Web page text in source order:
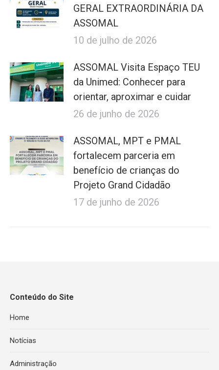
GERAL EXTRAORDINÁRIA DA
ASSOMAL
10 de julho de 2026
ASSOMAL Visita Espaço TEU
da Unimed: Conhecer para
orientar, aproximar e cuidar
26 de junho de 2026
ASSOMAL, MPT e PMAL
fortalecem parceria em
benefício de crianças do
Projeto Grand Cidadão
17 de junho de 2026
Conteúdo do Site
Home
Notícias
Administração